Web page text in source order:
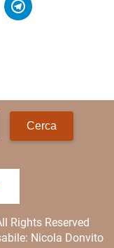
Rights Reserved
Nicola Donvito